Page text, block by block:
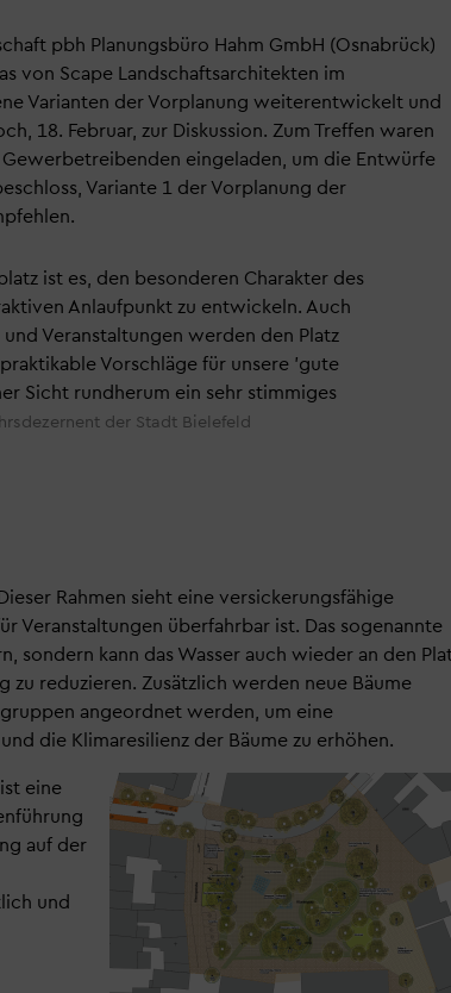
pbh Planungsbüro Hahm GmbH (Osnabrück)
von Scape Landschaftsarchitekten im
Varianten der Vorplanung weiterentwickelt und
18. Februar, zur Diskussion. Zum Treffen waren
eingeladen, um die Entwürfe
Variante 1 der Vorplanung der
ist es, den besonderen Charakter des
Anlaufpunkt zu entwickeln. Auch
Veranstaltungen werden den Platz
Vorschläge für unsere 'gute
Sicht rundherum ein sehr stimmiges
der Stadt Bielefeld
Rahmen sieht eine versickerungsfähige
Veranstaltungen überfahrbar ist. Das sogenannte
sondern kann das Wasser auch wieder an den
reduzieren. Zusätzlich werden neue Bäume
angeordnet werden, um eine
die Klimaresilienz der Bäume zu erhöhen.
eine
auf der
und